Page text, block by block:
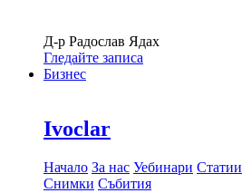
Д-р Радослав Ядах
Гледайте записа
Бизнес
Ivoclar
Начало За нас Уебинари Статии
Снимки Събития